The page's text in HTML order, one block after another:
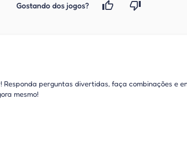
Gostando dos jogos?
perguntas divertidas, faça combinações e
mesmo!